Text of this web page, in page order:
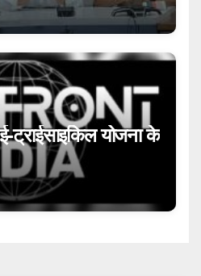
ट्राईसाइकिल योजना के